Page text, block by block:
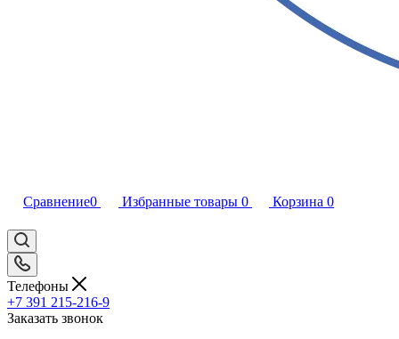
Сравнение0 Избранные товары 0 Корзина 0
Телефоны
+7 391 215-216-9
Заказать звонок